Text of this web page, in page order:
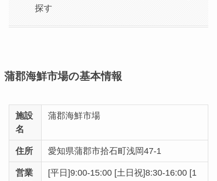
探す
蒲郡海鮮市場の基本情報
施設
名
蒲郡海鮮市場
住所 愛知県蒲郡市拾石町浅岡47-1
営業
[平日]9:00-15:00 [土日祝]8:30-16:00 [1